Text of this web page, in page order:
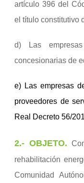
artículo 396 del
el título constitutivo
d) Las
concesionarias de
e) Las empresas
proveedores de
Real Decreto 56/
2.- OBJETO.
rehabilitación
Comunidad